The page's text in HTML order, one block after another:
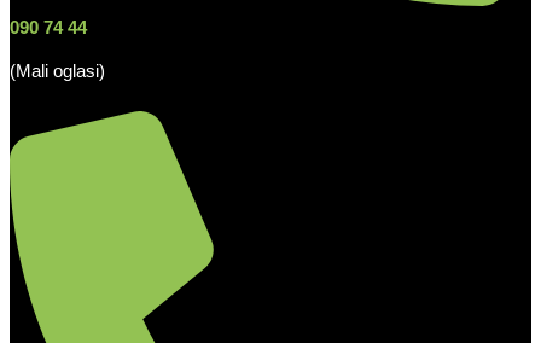
090 74 44
(Mali oglasi)